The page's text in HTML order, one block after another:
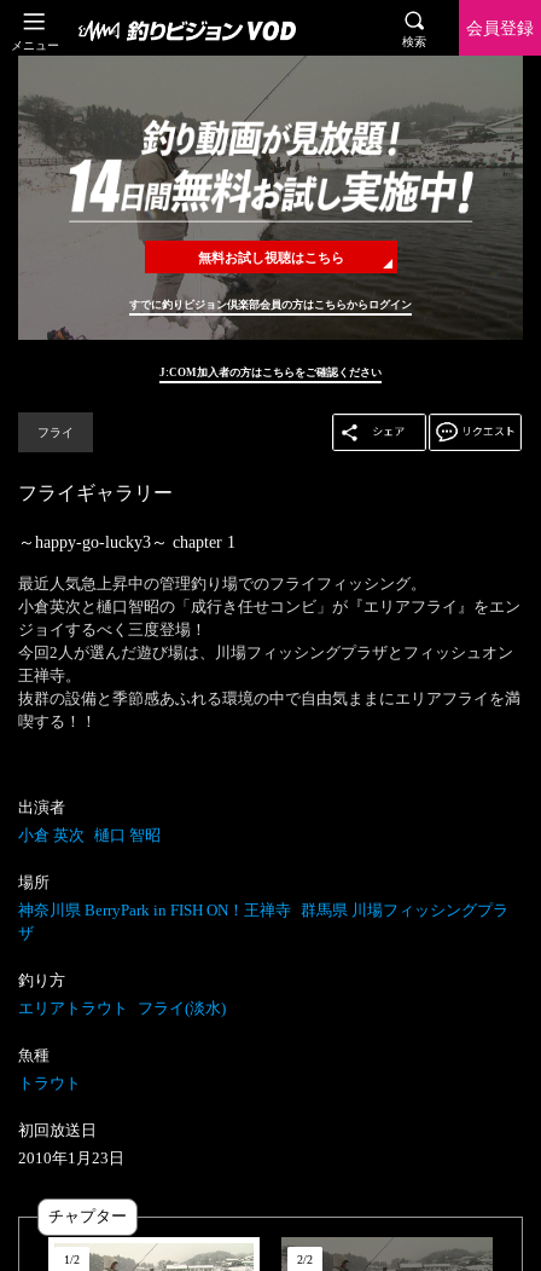
メニュー 検索
会員登録
無料お試し視聴はこちら
すでに釣りビジョン倶楽部会員の方はこちらからログイン
J:COM加入者の方はこちらをご確認ください
フライ
フライギャラリー
～happy-go-lucky3～ chapter 1
最近人気急上昇中の管理釣り場でのフライフィッシング。
小倉英次と樋口智昭の「成行き任せコンビ」が『エリアフライ』をエン
ジョイするべく三度登場！
今回2人が選んだ遊び場は、川場フィッシングプラザとフィッシュオン
王禅寺。
抜群の設備と季節感あふれる環境の中で自由気ままにエリアフライを満
喫する！！
出演者
小倉 英次 樋口 智昭
場所
神奈川県 BerryPark in FISH ON！王禅寺 群馬県 川場フィッシングプラ
ザ
釣り方
エリアトラウト
フライ(淡水)
魚種
トラウト
初回放送日
2010年1 月 23 日
チャプター
1/2 2/2